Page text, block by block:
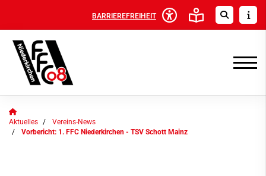
BARRIEREFREIHEIT
Aktuelles
Vereins-News
Vorbericht: 1. FFC Niederkirchen - TSV Schott Mainz